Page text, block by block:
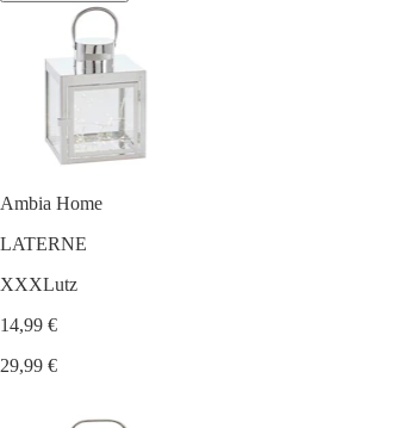
Ambia Home
LATERNE
XXXLutz
14,99 €
29,99 €